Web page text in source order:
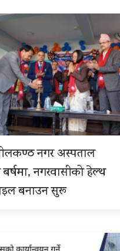
नगर अस्पताल
बर्षमा, नगरवासीको हेल्थ
बनाउन सुरू